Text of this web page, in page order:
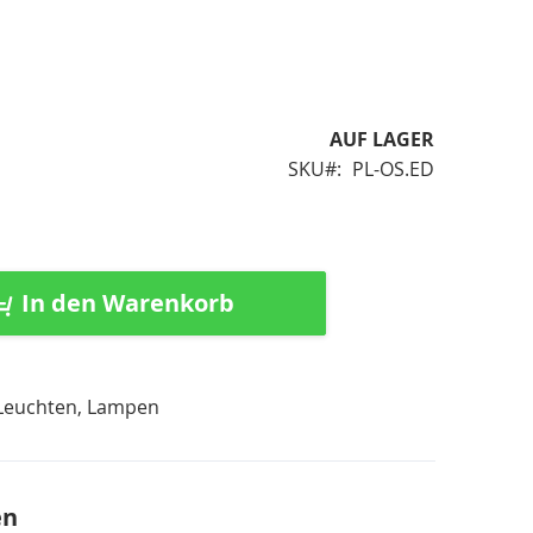
AUF LAGER
SKU
PL-OS.ED
In den Warenkorb
Lampen